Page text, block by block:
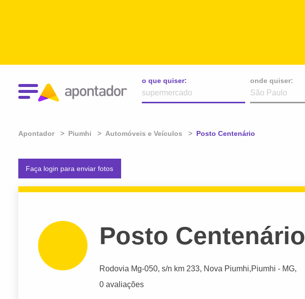
o que quiser:
onde quiser:
Apontador Piumhi Automóveis e Veículos Atual:
Posto Centenário
Faça login para enviar fotos
Posto Centenário
Rodovia Mg-050, s/n km 233, Nova Piumhi,Piumhi - MG,
0 avaliações